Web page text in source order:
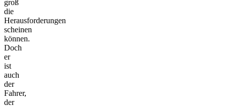
groß
die
Herausforderungen
scheinen
können.
Doch
er
ist
auch
der
Fahrer,
der